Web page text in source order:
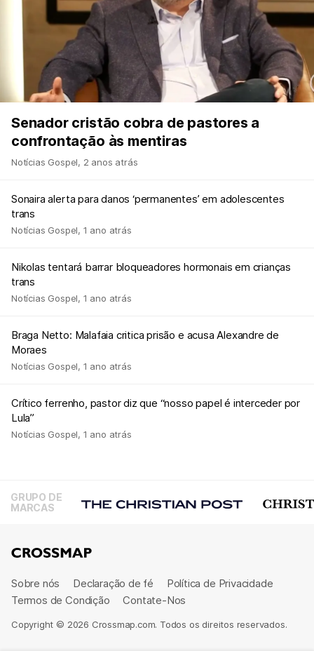
Senador cristão cobra de pastores a
confrontação às mentiras
Notícias Gospel, 2 anos atrás
Sonaira alerta para danos ‘permanentes’ em adolescentes
trans
Notícias Gospel, 1 ano atrás
Nikolas tentará barrar bloqueadores hormonais em crianças
trans
Notícias Gospel, 1 ano atrás
Braga Netto: Malafaia critica prisão e acusa Alexandre de
Moraes
Notícias Gospel, 1 ano atrás
Crítico ferrenho, pastor diz que “nosso papel é interceder por
Lula”
Notícias Gospel, 1 ano atrás
GRUPO DE
MARCAS
Sobre nós Declaração de fé
Política de Privacidade
Termos de Condição
Contate-Nos
Copyright © 2026 Crossmap.com. Todos os direitos reservados.